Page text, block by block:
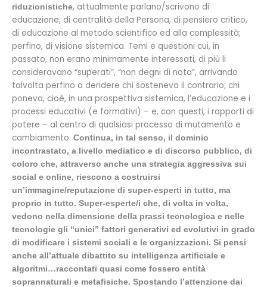
riduzionistiche, attualmente parlano/scrivono di
educazione, di centralità della Persona, di pensiero critico,
di educazione al metodo scientifico ed alla complessità;
perfino, di visione sistemica. Temi e questioni cui, in
passato, non erano minimamente interessati, di più li
consideravano “superati”, “non degni di nota”, arrivando
talvolta perfino a deridere chi sosteneva il contrario; chi
poneva, cioè, in una prospettiva sistemica, l’educazione e i
processi educativi (e formativi) – e, con questi, i rapporti di
potere – al centro di qualsiasi processo di mutamento e
cambiamento. Continua, in tal senso, il dominio
incontrastato, a livello mediatico e di discorso pubblico, di
coloro che, attraverso anche una strategia aggressiva sui
social e online, riescono a costruirsi
un’immagine/reputazione di super-esperti in tutto, ma
proprio in tutto. Super-esperte/i che, di volta in volta,
vedono nella dimensione della prassi tecnologica e nelle
tecnologie gli “unici” fattori generativi ed evolutivi in grado
di modificare i sistemi sociali e le organizzazioni. Si pensi
anche all’attuale dibattito su intelligenza artificiale e
algoritmi…raccontati quasi come fossero entità
soprannaturali e metafisiche. Spostando l’attenzione dai